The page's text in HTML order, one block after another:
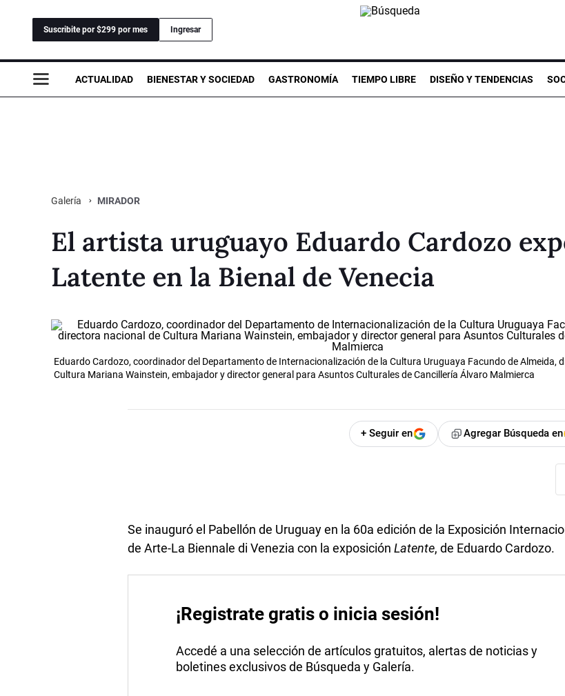
Suscribite por $299 por mes Ingresar
ACTUALIDAD BIENESTAR Y SOCIEDAD GASTRONOMÍA TIEMPO LIBRE DISEÑO Y TENDENCIAS
Galería MIRADOR
El artista uruguayo Eduardo Cardozo
Latente en la Bienal de Venecia
Eduardo Cardozo, coordinador del Departamento de Internacionalización de la Cultura Uruguaya Facundo de Almeida,
Cultura Mariana Wainstein, embajador y director general para Asuntos Culturales de Cancillería Álvaro Malmierca
+ Seguir en Agregar Búsqueda en
Se inauguró el Pabellón de Uruguay en la 60a edición de la Exposición
de Arte-La Biennale di Venezia con la exposiciónLatente, de Eduardo Cardozo.
¡Registrate gratis o inicia sesión!
Accedé a una selección de artículos gratuitos, alertas de noticias y
boletines exclusivos de Búsqueda y Galería.